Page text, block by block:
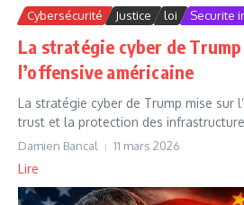
Cybersécurité Justice loi Securite
La stratégie cyber de
l’offensive américaine
La stratégie cyber de Trump mise sur
trust et la protection des
Damien Bancal 11 mars 2026
Lire